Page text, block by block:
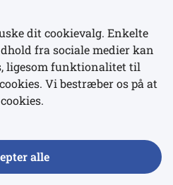
dit cookievalg. Enkelte
fra sociale medier kan
ligesom funktionalitet til
Vi bestræber os på at
alle